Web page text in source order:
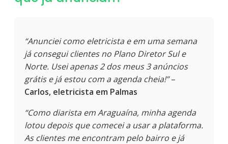
“Anunciei como eletricista e em uma semana
já consegui clientes no Plano Diretor Sul e
Norte. Usei apenas 2 dos meus 3 anúncios
grátis e já estou com a agenda cheia!”–
Carlos, eletricista em Palmas
“Como diarista em Araguaína, minha agenda
lotou depois que comecei a usar a plataforma.
As clientes me encontram pelo bairro e já